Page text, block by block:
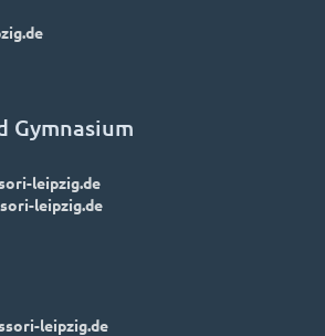
Gymnasium
leipzig.de
leipzig.de
leipzig.de